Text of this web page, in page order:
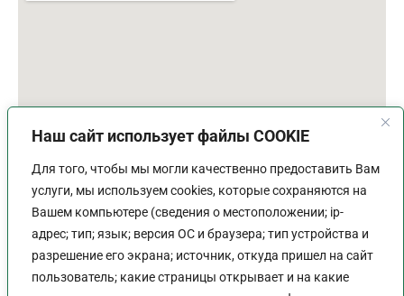
Наш сайт использует файлы COOKIE
Для того, чтобы мы могли качественно предоставить Вам
услуги, мы используем cookies, которые сохраняются на
Вашем компьютере (сведения о местоположении; ip-
адрес; тип; язык; версия ОС и браузера; тип устройства и
разрешение его экрана; источник, откуда пришел на сайт
пользователь; какие страницы открывает и на какие
График работы